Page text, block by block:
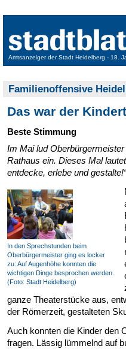
Amtsanzeiger der Stadt Heidelberg - 18.
Familienoffensive
Das war der
Beste Stimmung
Im Mai lud
Rathaus ein. Dieses Mal
entdecke, erlebe und gestalte!“
In den Sprechstunden beim
Oberbürgermeister ging es locker
zu: Auf Augenhöhe konnten die
wichtigen Dinge besprochen werden.
(Foto: Stadt Heidelberg)
ganze Theaterstücke aus,
der Römerzeit, gestalteten
Auch konnten die Kinder den
fragen. Lässig lümmelnd auf